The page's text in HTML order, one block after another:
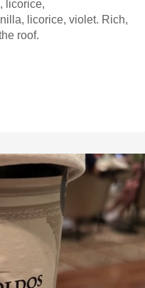
licorice,
licorice, violet. Rich,
roof.